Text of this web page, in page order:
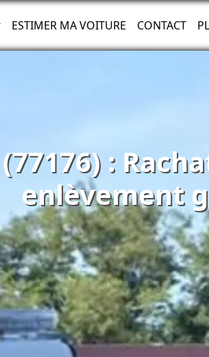
ESTIMER MA VOITURE CONTACT
:
enlèvement